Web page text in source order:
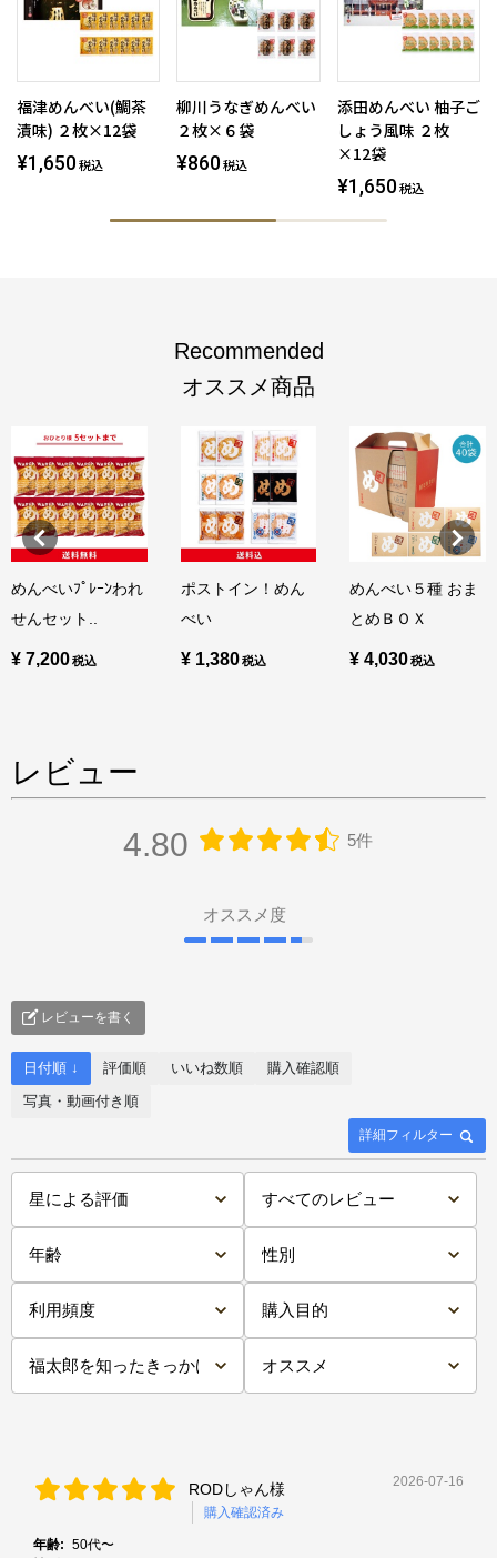
福津めんべい(鯛茶
漬味) ２枚×12袋
¥1,650 税込
柳川うなぎめんべい
２枚×６袋
¥860 税込
添田めんべい 柚子ご
しょう風味 ２枚
×12袋
¥1,650 税込
Recommended
オススメ商品
めんべいﾌﾟﾚｰﾝわれ
せんセット..
¥ 7,200
ポストイン！めん
べい
¥ 1,380
めんべい５種 おま
とめＢＯＸ
¥ 4,030
レビュー
4.80 5件
オススメ度
レビューを書く
詳細フィルター
日付順 ↓ 評価順 いいね数順
購入確認順
写真・動画付き順
RODしゃん様
購入確認済み
2026-07-16
年齢: 50代〜